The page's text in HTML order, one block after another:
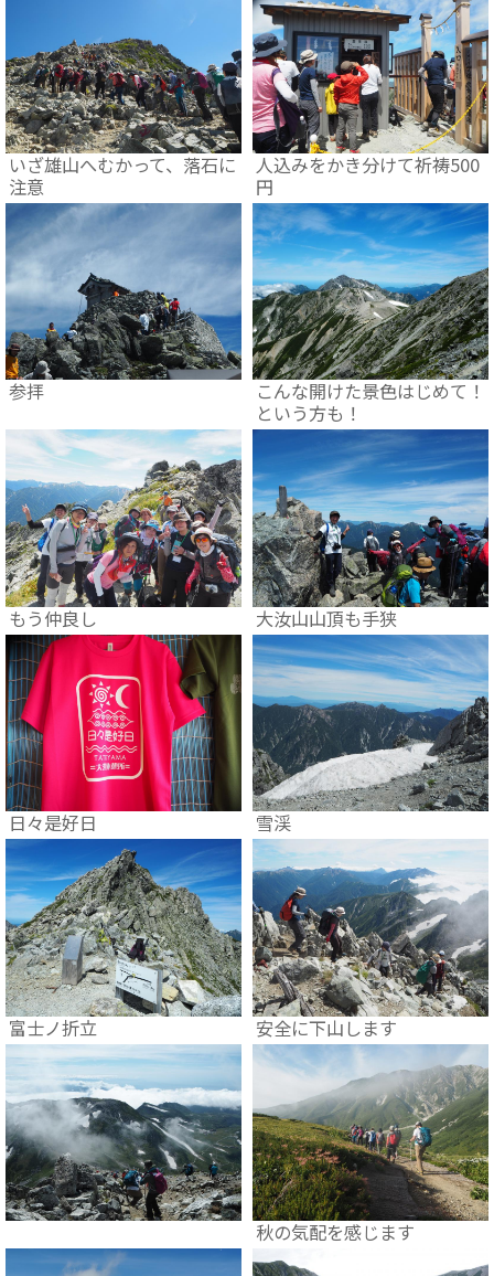
いざ雄山へむかって、落石に
注意
人込みをかき分けて祈祷500
円
参拝
こんな開けた景色はじめて！
という方も！
もう仲良し 大汝山山頂も手狭
日々是好日 雪渓
富士ノ折立 安全に下山します
秋の気配を感じます